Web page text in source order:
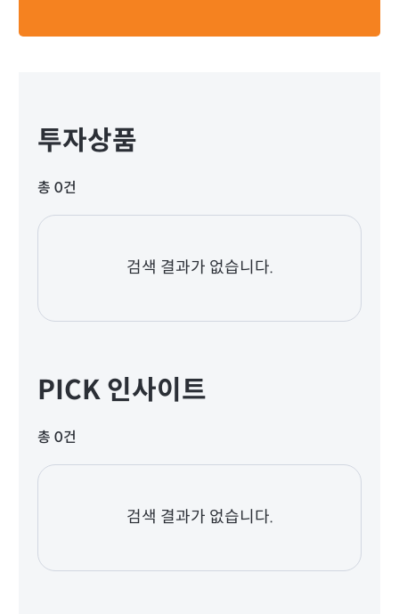
투자상품
총 0건
검색 결과가 없습니다.
PICK 인사이트
총 0건
검색 결과가 없습니다.